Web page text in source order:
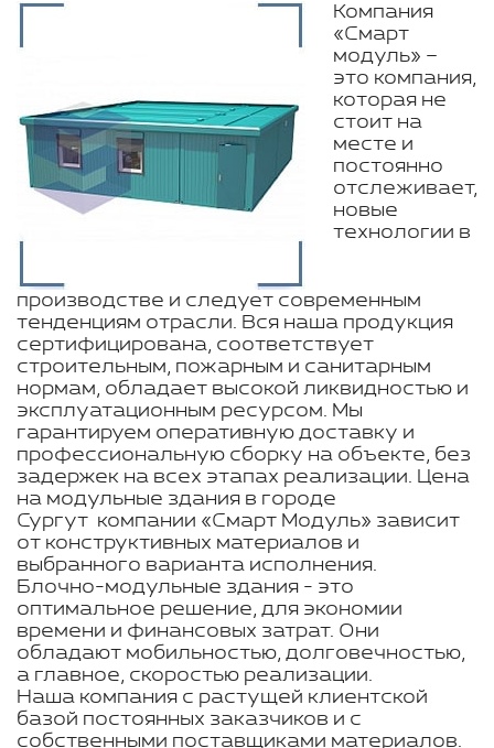
Компания
«Смарт
модуль» –
это компания,
которая не
стоит на
месте и
постоянно
отслеживает,
новые
технологии в
производстве и следует современным
тенденциям отрасли. Вся наша продукция
сертифицирована, соответствует
строительным, пожарным и санитарным
нормам, обладает высокой ликвидностью и
эксплуатационным ресурсом. Мы
гарантируем оперативную доставку и
профессиональную сборку на объекте, без
задержек на всех этапах реализации. Цена
на модульные здания в городе
Сургут компании «Смарт Модуль» зависит
от конструктивных материалов и
выбранного варианта исполнения.
Блочно-модульные здания - это
оптимальное решение, для экономии
времени и финансовых затрат. Они
обладают мобильностью, долговечностью,
а главное, скоростью реализации.
Наша компания с растущей клиентской
базой постоянных заказчиков и с
собственными поставщиками материалов.